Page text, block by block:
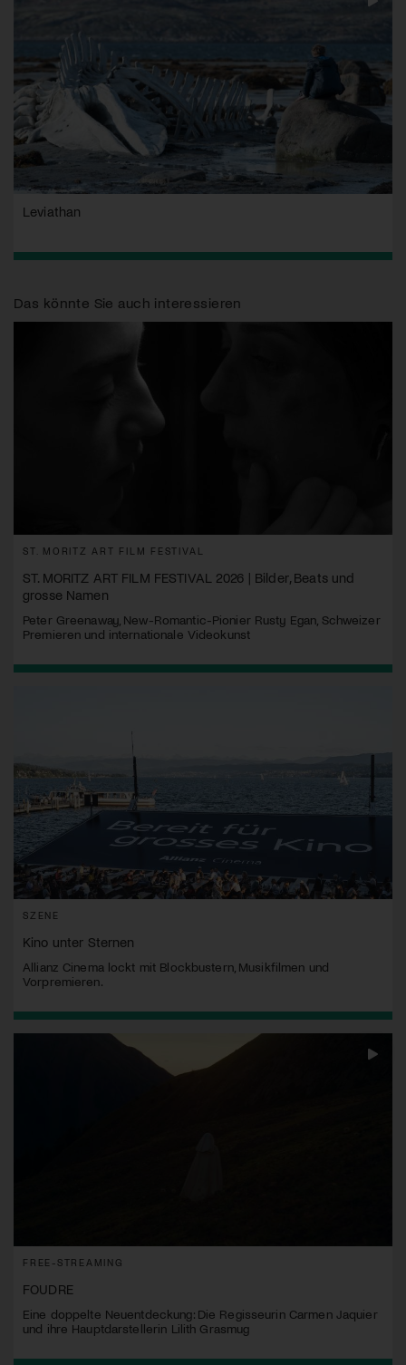
Leviathan
Das könnte Sie auch interessieren
ST. MORITZ ART FILM FESTIVAL
ST. MORITZ ART FILM FESTIVAL 2026 | Bilder, Beats und
grosse Namen
Peter Greenaway, New-Romantic-Pionier Rusty Egan, Schweizer
Premieren und internationale Videokunst
SZENE
Kino unter Sternen
Allianz Cinema lockt mit Blockbustern, Musikfilmen und
Vorpremieren.
FREE-STREAMING
FOUDRE
Eine doppelte Neuentdeckung: Die Regisseurin Carmen Jaquier
und ihre Hauptdarstellerin Lilith Grasmug